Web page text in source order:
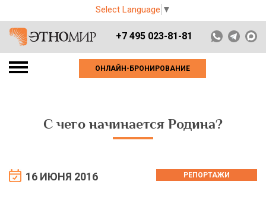
Select Language ▼
+7 495 023-81-81
ОНЛАЙН-БРОНИРОВАНИЕ
С чего начинается Родина?
16 ИЮНЯ 2016 РЕПОРТАЖИ